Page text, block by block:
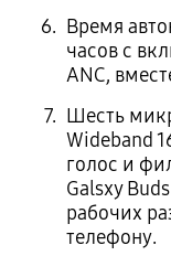
Время
часов с
ANC,
Шесть
Wideband
голос и
Galsxy
рабочих
телефону.